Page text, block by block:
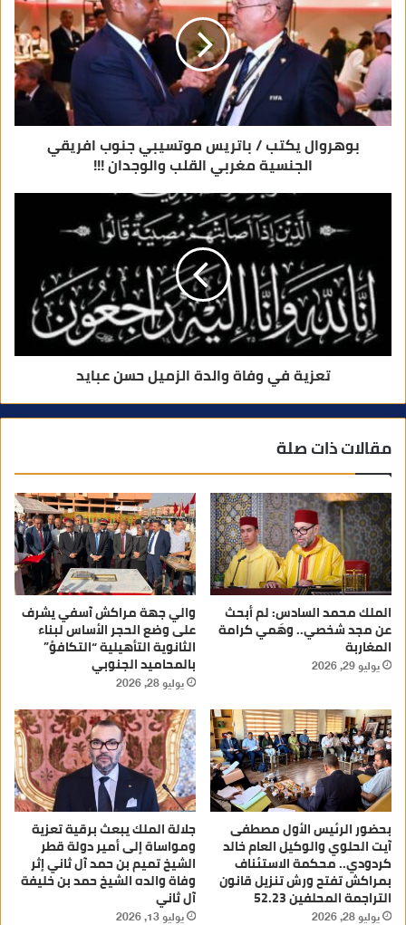
ل
ك
ت
ر
و
ي
بوهروال يكتب / باتريس موتسيبي جنوب افريقي
الجنسية مغربي القلب والوجدان !!!
تعزية في وفاة والدة الزميل حسن عبايد
مقالات ذات صلة
الملك محمد السادس: لم أبحث
عن مجد شخصي.. وهَمي كرامة
المغاربة
يوليو 29, 2026
والي جهة مراكش آسفي يشرف
على وضع الحجر الأساس لبناء
الثانوية التأهيلية “التكافؤ”
بالمحاميد الجنوبي
يوليو 28, 2026
بحضور الرئيس الأول مصطفى
آيت الحلوي والوكيل العام خالد
كردودي.. محكمة الاستئناف
بمراكش تفتح ورش تنزيل قانون
التراجمة المحلفين 52.23
يوليو 28, 2026
جلالة الملك يبعث برقية تعزية
ومواساة إلى أمير دولة قطر
الشيخ تميم بن حمد آل ثاني إثر
وفاة والده الشيخ حمد بن خليفة
آل ثاني
يوليو 13, 2026